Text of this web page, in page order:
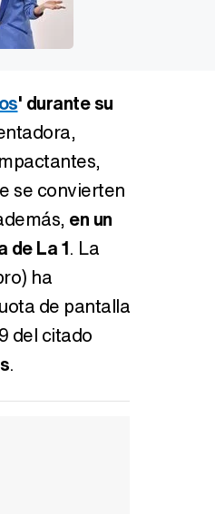
' durante su
se convierten
en un
de La 1. La
ha
de pantalla
del citado
.